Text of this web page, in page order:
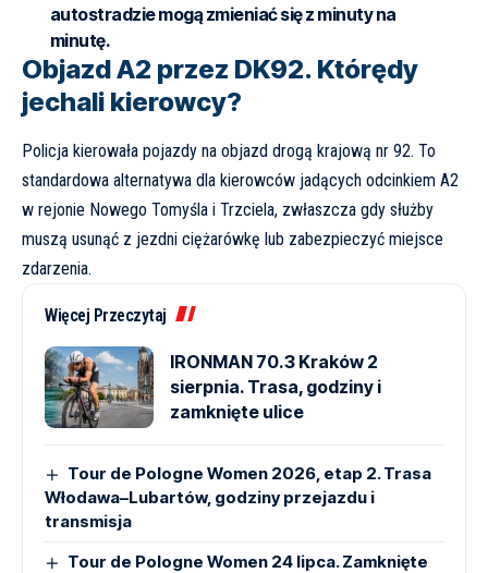
autostradzie mogą zmieniać się z minuty na
minutę.
Objazd A2 przez DK92. Którędy
jechali kierowcy?
Policja kierowała pojazdy na objazd drogą krajową nr 92. To
standardowa alternatywa dla kierowców jadących odcinkiem A2
w rejonie Nowego Tomyśla i Trzciela, zwłaszcza gdy służby
muszą usunąć z jezdni ciężarówkę lub zabezpieczyć miejsce
zdarzenia.
Więcej Przeczytaj
IRONMAN 70.3 Kraków 2
sierpnia. Trasa, godziny i
zamknięte ulice
Tour de Pologne Women 2026, etap 2. Trasa
Włodawa–Lubartów, godziny przejazdu i
transmisja
Tour de Pologne Women 24 lipca. Zamknięte